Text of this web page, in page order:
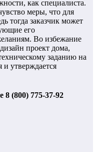
как специалиста.
меры, что для
тогда заказчик может
его
Во избежание
проект дома,
заданию на
и утверждается
8 (800) 775-37-92